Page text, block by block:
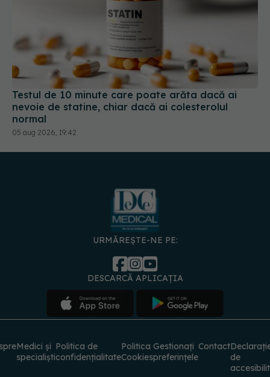
Testul de 10 minute care poate arăta dacă ai
nevoie de statine, chiar dacă ai colesterolul
normal
05 aug 2026, 19:42
URMĂREȘTE-NE PE:
DESCARCĂ APLICAȚIA
Medici și Politica de
Politica Gestionați Contact
© 2026 PRESS MEDIA ELECTRONIC S.R.L. Toate drepturile rezervate